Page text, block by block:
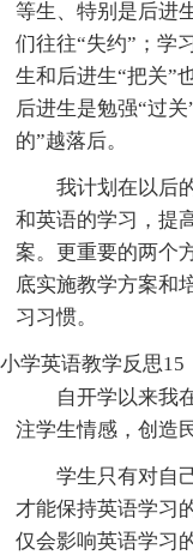
等生、特别是后进
们往往“失约”；学
生和后进生“把关”
后进生是勉强“过
的”越落后。
我计划在以后
和英语的学习，提
案。更重要的两个
底实施教学方案和
习习惯。
小学英语教学反思15
自开学以来我
注学生情感，创造
学生只有对自
才能保持英语学习
仅会影响英语学习